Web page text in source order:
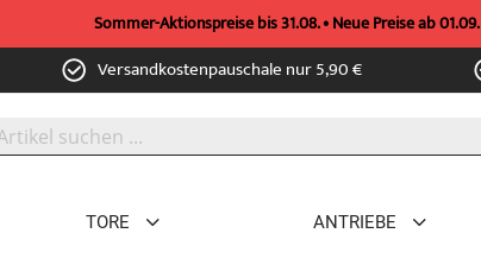
Sommer-Aktionspreise bis 31.08. • Neue Preise ab 01.09.
Versandkostenpauschale nur 5,90 €
TORE ANTRIEBE